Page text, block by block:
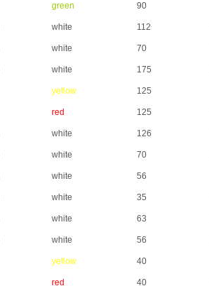
green 90
white 112
white 70
white 175
yellow 125
red 125
white 126
white 70
white 56
white 35
white 63
white 56
yellow 40
red 40